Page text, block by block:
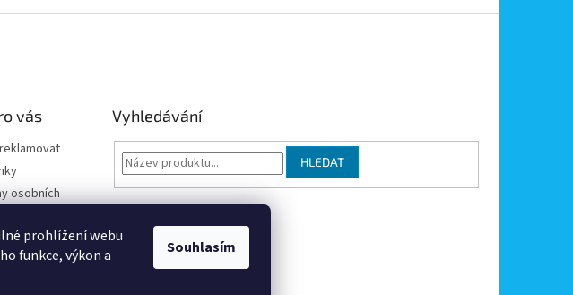
prohlížení webu
funkce, výkon a
Souhlasím
vás
osobních
Vyhledávání
HLEDAT